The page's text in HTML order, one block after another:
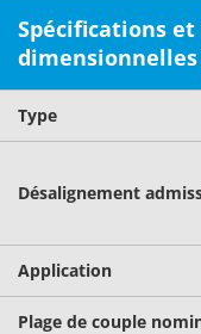
Spécifications
dimensionnelles
Type
Désalignement
Application
Plage de couple